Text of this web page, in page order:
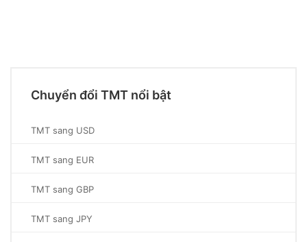
Chuyển đổi TMT nổi bật
TMT sang USD
TMT sang EUR
TMT sang GBP
TMT sang JPY